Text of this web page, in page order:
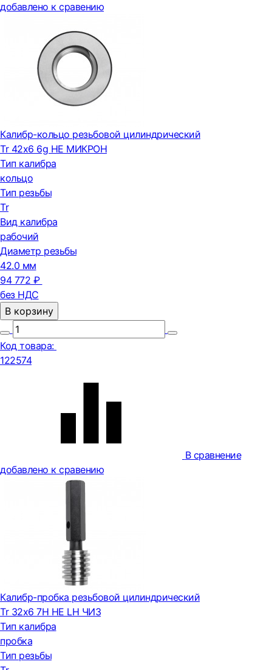
добавлено к сравению
Калибр-кольцо резьбовой цилиндрический
Tr 42х6 6g НЕ МИКРОН
Тип калибра
кольцо
Тип резьбы
Tr
Вид калибра
рабочий
Диаметр резьбы
42.0 мм
94 772 ₽
без НДС
В корзину
Код товара:
122574
В сравнение
добавлено к сравению
Калибр-пробка резьбовой цилиндрический
Tr 32х6 7H НЕ LH ЧИЗ
Тип калибра
пробка
Тип резьбы